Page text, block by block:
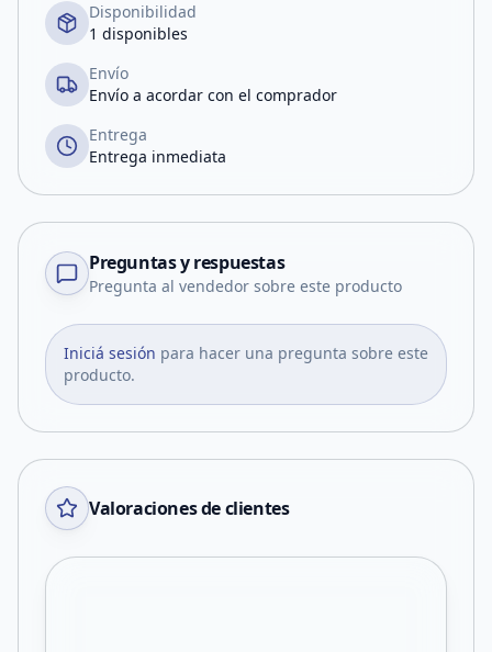
Disponibilidad
1 disponibles
Envío
Envío a acordar con el comprador
Entrega
Entrega inmediata
Preguntas y respuestas
Pregunta al vendedor sobre este producto
Iniciá sesión para hacer una pregunta sobre este
producto.
Valoraciones de clientes